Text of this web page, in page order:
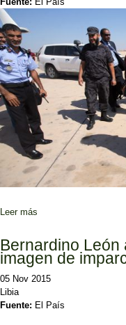
Leer más
Bernardino León
imagen de
05 Nov 2015
Libia
Fuente: El País